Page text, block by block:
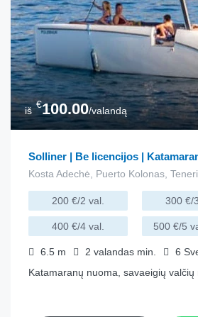
iš
€100.00/valandą
Solliner | Be licencijos |
Kosta Adechė, Puerto Kolonas,
200 €/2 val. 300 €/
400 €/4 val. 500 €/5
6.5 m 2 valandas min. 6
Katamaranų nuoma, savaeigių valčių